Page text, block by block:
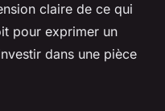
claire de ce qui
pour exprimer un
dans une pièce